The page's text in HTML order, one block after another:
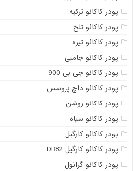
پودر کاکائو ترکیه
پودر کاکائو تلخ
پودر کاکائو تیره
پودر کاکائو جامبی
پودر کاکائو جی بی 900
پودر کاکائو داچ پروسس
پودر کاکائو روشن
پودر کاکائو سیاه
پودر کاکائو کارگیل
پودر کاکائو کارگیل DB82
پودر کاکائو گرانول